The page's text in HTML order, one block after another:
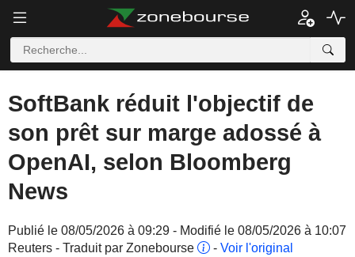
SoftBank réduit l'objectif de
son prêt sur marge adossé à
OpenAI, selon Bloomberg
News
Publié le 08/05/2026 à 09:29 - Modifié le 08/05/2026 à 10:07
Reuters - Traduit par Zonebourse
- Voir l'original